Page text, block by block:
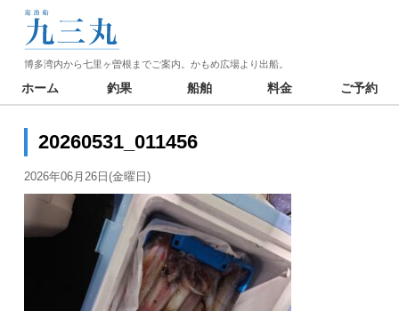
博多湾内から七里ヶ曽根までご案内。かもめ広場より出船。
ホーム 釣果 船舶 料金 ご予約
20260531_011456
2026年06月26日(金曜日)